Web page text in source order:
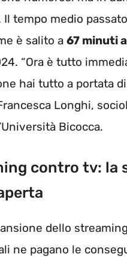
Il tempo medio
è salito a 67 minuti
“Ora è tutto
hai tutto a portata di
Longhi,
Bicocca.
contro tv: la
dello
ne pagano le